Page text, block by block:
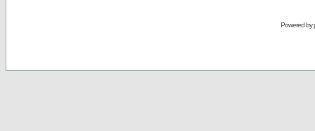
Powered by